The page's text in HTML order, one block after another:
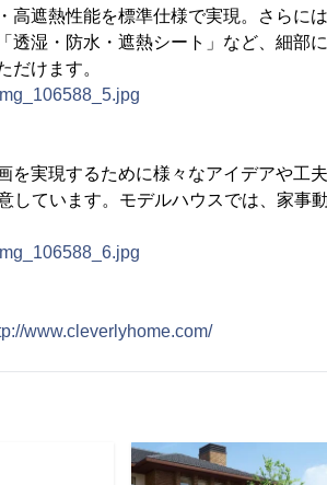
高遮熱性能を標準仕様で実現。さらに
透湿・防水・遮熱シート」など、細部
だけます。
を実現するために様々なアイデアや工
しています。モデルハウスでは、家事
www.cleverlyhome.com/